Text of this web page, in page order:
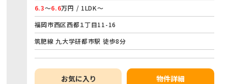
6.3～6.6万円 / 1LDK～
福岡市西区西都１丁目11-16
筑肥線 九大学研都市駅 徒歩8分
お気に入り 物件詳細